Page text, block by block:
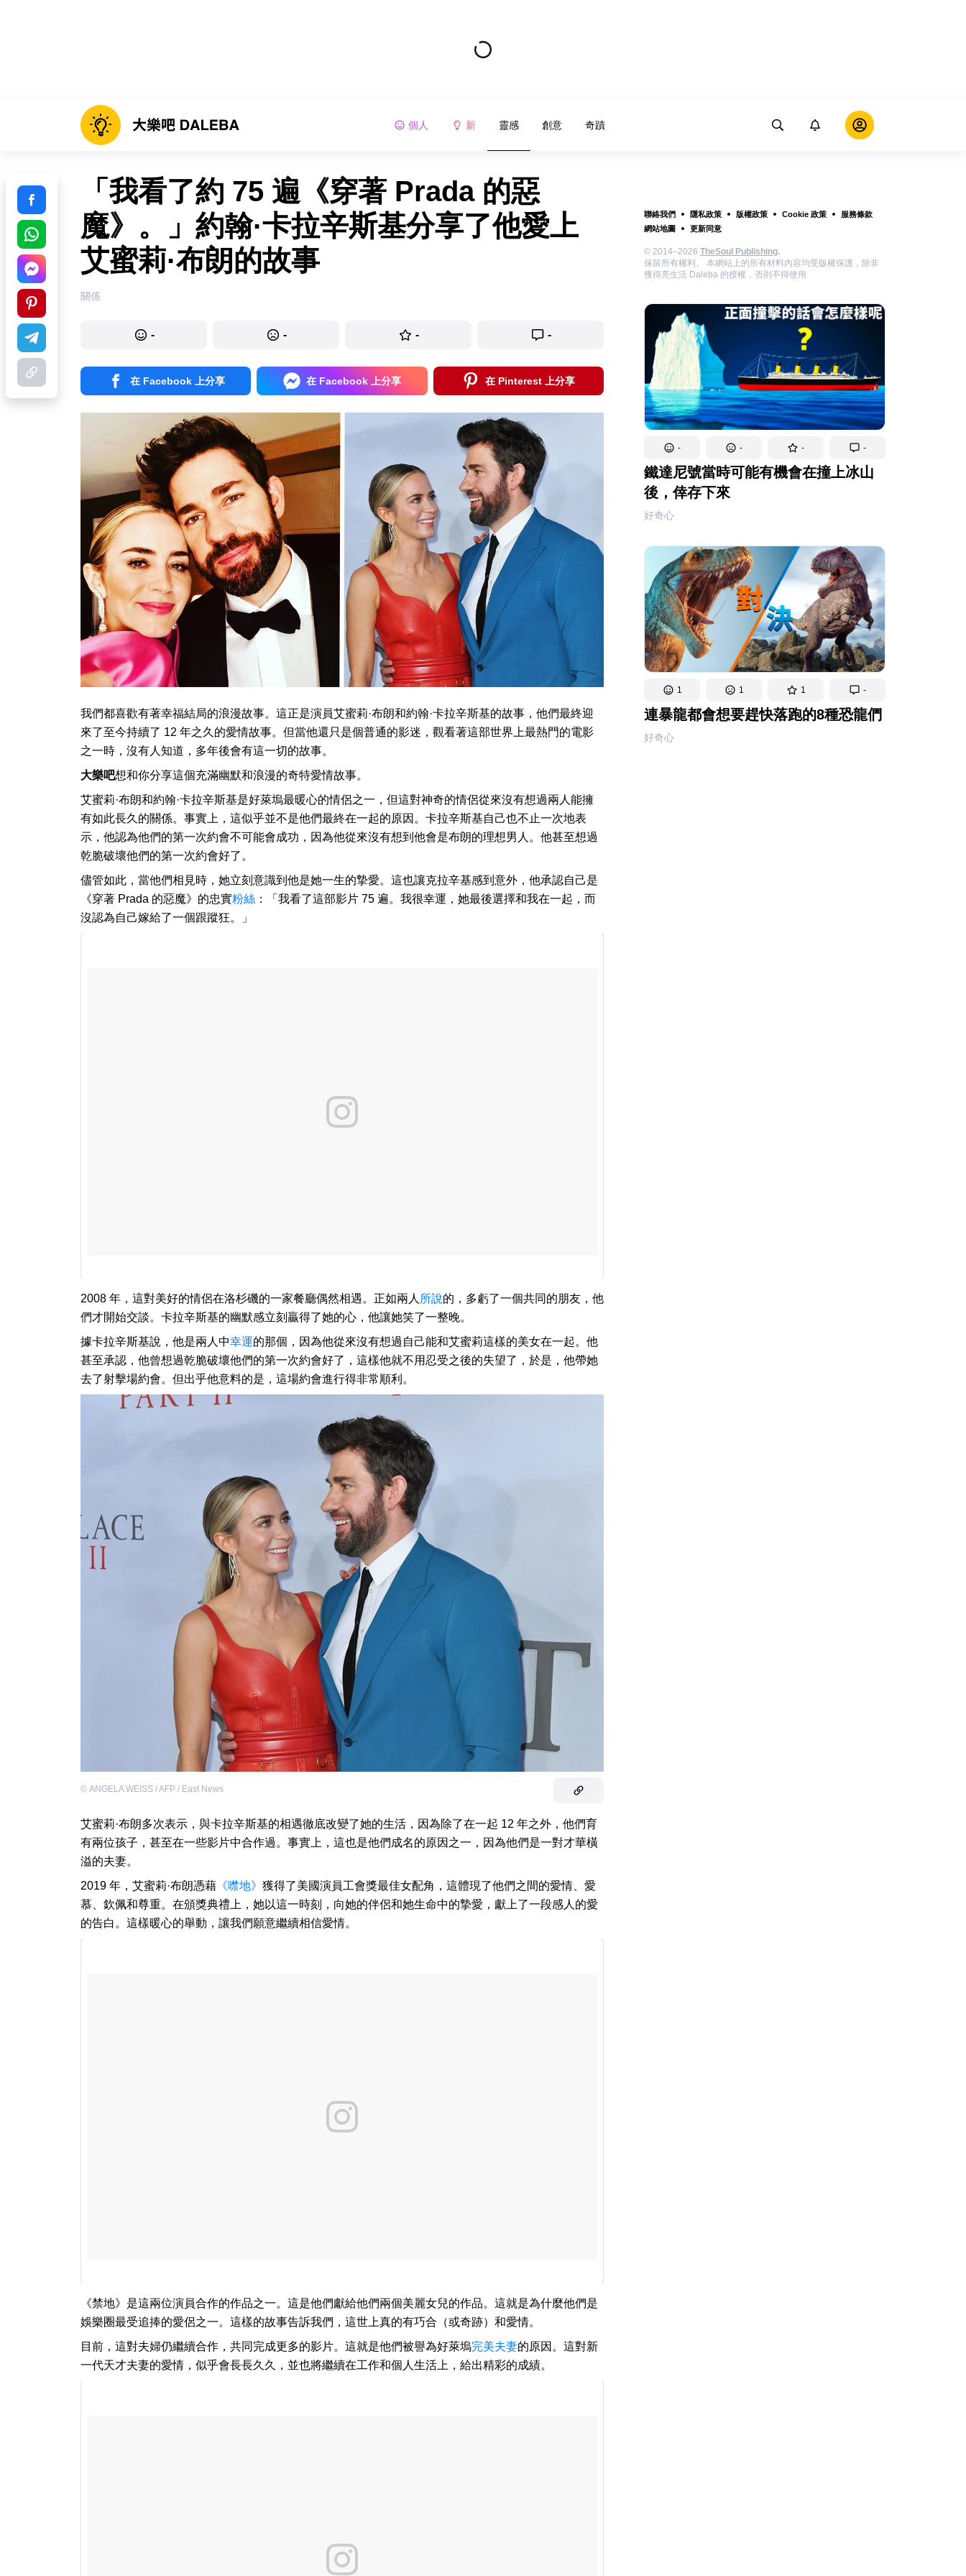
個人 新 靈感 創意 奇蹟
聯絡我們 隱私政策 版權政策 Cookie 政策
服務條款
網站地圖
更新同意
© 2014–2026 TheSoul Publishing.
保留所有權利。 本網站上的所有材料內容均受版權保護，除非
獲得亮生活 Daleba 的授權，否則不得使用
- - - -
鐵達尼號當時可能有機會在撞上冰山
後，倖存下來
好奇心
1 1 1 -
連暴龍都會想要趕快落跑的8種恐龍們
好奇心
「我看了約 75 遍《穿著 Prada 的惡
魔》。」約翰·卡拉辛斯基分享了他愛上
艾蜜莉·布朗的故事
關係
- - - -
在 Facebook 上分享 在 Facebook 上分享 在 Pinterest 上分享
我們都喜歡有著幸福結局的浪漫故事。這正是演員艾蜜莉·布朗和約翰·卡拉辛斯基的故事，他們最終迎
來了至今持續了 12 年之久的愛情故事。但當他還只是個普通的影迷，觀看著這部世界上最熱門的電影
之一時，沒有人知道，多年後會有這一切的故事。
大樂吧想和你分享這個充滿幽默和浪漫的奇特愛情故事。
艾蜜莉·布朗和約翰·卡拉辛斯基是好萊塢最暖心的情侶之一，但這對神奇的情侶從來沒有想過兩人能擁
有如此長久的關係。事實上，這似乎並不是他們最終在一起的原因。卡拉辛斯基自己也不止一次地表
示，他認為他們的第一次約會不可能會成功，因為他從來沒有想到他會是布朗的理想男人。他甚至想過
乾脆破壞他們的第一次約會好了。
儘管如此，當他們相見時，她立刻意識到他是她一生的摯愛。這也讓克拉辛基感到意外，他承認自己是
《穿著 Prada 的惡魔》的忠實粉絲 ：「我看了這部影片 75 遍。我很幸運，她最後選擇和我在一起，而
沒認為自己嫁給了一個跟蹤狂。」
2008 年，這對美好的情侶在洛杉磯的一家餐廳偶然相遇。正如兩人 所說的，多虧了一個共同的朋友，他
們才開始交談。卡拉辛斯基的幽默感立刻贏得了她的心，他讓她笑了一整晚。
據卡拉辛斯基說，他是兩人中幸運的那個，因為他從來沒有想過自己能和艾蜜莉這樣的美女在一起。他
甚至承認，他曾想過乾脆破壞他們的第一次約會好了，這樣他就不用忍受之後的失望了，於是，他帶她
去了射擊場約會。但出乎他意料的是，這場約會進行得非常順利。
© ANGELA WEISS / AFP / East News
艾蜜莉·布朗多次表示，與卡拉辛斯基的相遇徹底改變了她的生活，因為除了在一起 12 年之外，他們育
有兩位孩子，甚至在一些影片中合作過。事實上，這也是他們成名的原因之一，因為他們是一對才華橫
溢的夫妻。
2019 年，艾蜜莉·布朗憑藉 《噤地》 獲得了美國演員工會獎最佳女配角，這體現了他們之間的愛情、愛
慕、欽佩和尊重。在頒獎典禮上，她以這一時刻，向她的伴侶和她生命中的摯愛，獻上了一段感人的愛
的告白。這樣暖心的舉動，讓我們願意繼續相信愛情。
《禁地》是這兩位演員合作的作品之一。這是他們獻給他們兩個美麗女兒的作品。這就是為什麼他們是
娛樂圈最受追捧的愛侶之一。這樣的故事告訴我們，這世上真的有巧合（或奇跡）和愛情。
目前，這對夫婦仍繼續合作，共同完成更多的影片。這就是他們被譽為好萊塢完美夫妻的原因。這對新
一代天才夫妻的愛情，似乎會長長久久，並也將繼續在工作和個人生活上，給出精彩的成績。